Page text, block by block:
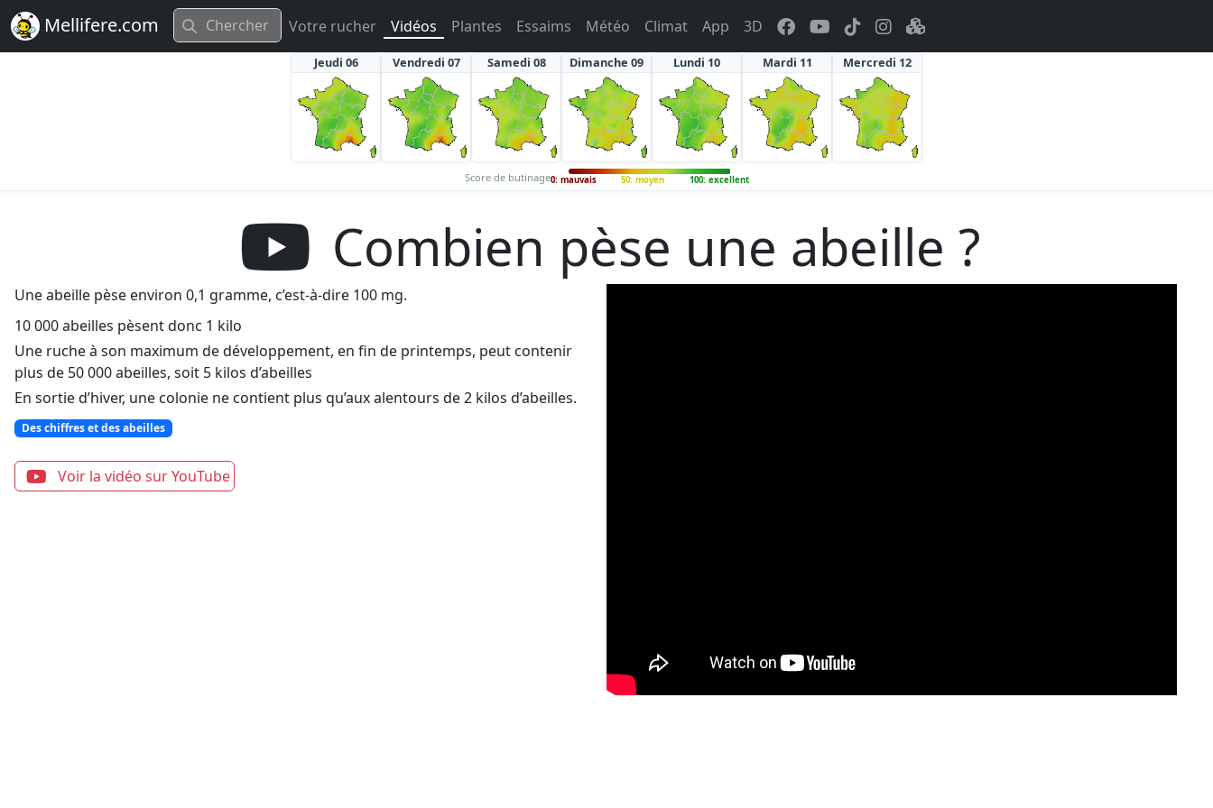
Mellifere.com Votre rucher Vidéos Plantes Essaims Météo Climat App 3D
Jeudi 06 Vendredi 07 Samedi 08 Dimanche 09 Lundi 10 Mardi 11 Mercredi 12
Score de butinage0: mauvais 50: moyen 100: excellent
Combien pèse une abeille ?
Une abeille pèse environ 0,1 gramme, c’est-à-dire 100 mg.
10 000 abeilles pèsent donc 1 kilo
Une ruche à son maximum de développement, en fin de printemps, peut contenir
plus de 50 000 abeilles, soit 5 kilos d’abeilles
En sortie d’hiver, une colonie ne contient plus qu’aux alentours de 2 kilos d’abeilles.
Des chiffres et des abeilles
Voir la vidéo sur YouTube